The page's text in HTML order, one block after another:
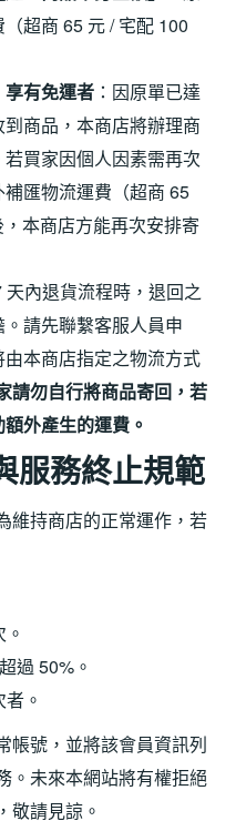
超商 65 元 / 宅配 100
有免運者：因原單已達
商品，本商店將辦理商
買家因個人因素需再次
匯物流運費（超商 65
本商店方能再次安排寄
天內退貨流程時，退回之
請先聯繫客服人員申
本商店指定之物流方式
請勿自行將商品寄回，若
外產生的運費。
服務終止規範
維持商店的正常運作，若
過 50%。
。
帳號，並將該會員資訊列
。未來本網站將有權拒絕
敬請見諒。